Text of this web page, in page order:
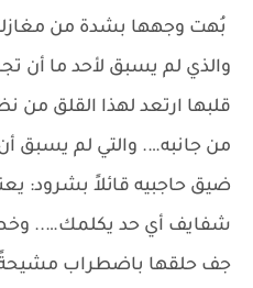
بُهت وجهها بشدة من
والذي لم يسبق لأحد ما أن
قلبها ارتعد لهذا القلق من
من جانبه…. والتي لم يسبق
ضيق حاجبيه قائلاً بشرود:
شفايف أي حد يكلمك…..
جف حلقها باضطراب مشيحةً